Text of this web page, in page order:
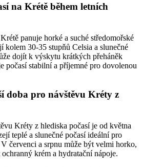
na Krétě během letních
panuje horké a suché středomořské
kolem 30-35 stupňů Celsia a slunečné
dojít k výskytu krátkých přeháněk
počasí stabilní a příjemné pro dovolenou
doba pro návštěvu Kréty z
Kréty z hlediska počasí je od května
teplé a slunečné počasí ideální pro
červenci a srpnu může být velmi horko,
krém a hydratační nápoje.